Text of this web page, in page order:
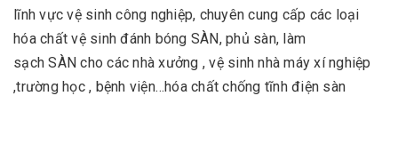
lĩnh vực vệ sinh công nghiệp, chuyên cung cấp các loại
hóa chất vệ sinh đánh bóng SÀN, phủ sàn, làm
sạch SÀN cho các nhà xưởng , vệ sinh nhà máy xí nghiệp
,trường học , bệnh viện…hóa chất chống tĩnh điện sàn